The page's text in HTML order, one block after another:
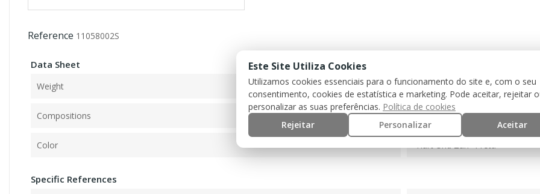
Reference 11058002S
Data Sheet
Weight
Compositions
Color
Specific References
Este Site Utiliza Cookies
Utilizamos cookies essenciais para o funcionamento do site e, com o seu
consentimento, cookies de estatística e marketing. Pode aceitar, rejeitar
personalizar as suas preferências. Política de cookies
Rejeitar
Personalizar Aceitar